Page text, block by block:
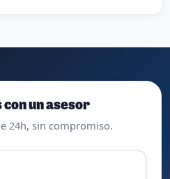
con un asesor
24h, sin compromiso.